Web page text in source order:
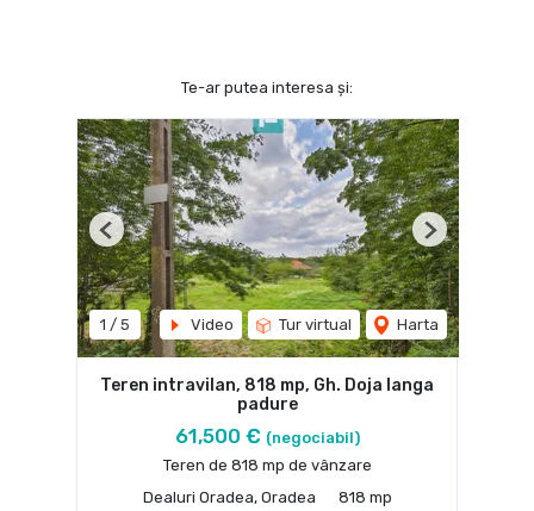
Te-ar putea interesa și:
1 / 5 Video Tur virtual Harta
Previous Next
Teren intravilan, 818 mp, Gh. Doja langa
padure
61,500 € (negociabil)
Teren de 818 mp de vânzare
Dealuri Oradea, Oradea
818 mp